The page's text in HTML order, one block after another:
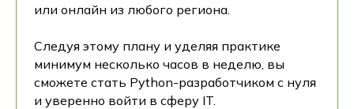
или онлайн из любого региона.
Следуя этому плану и уделяя практике
минимум несколько часов в неделю, вы
сможете стать Python-разработчиком с нуля
и уверенно войти в сферу IT.